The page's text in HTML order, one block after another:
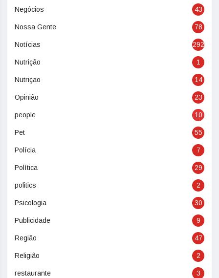
Negócios 43
Nossa Gente 78
Notícias 292
Nutrição 1
Nutriçao 14
Opinião 23
people 10
Pet 55
Polícia 7
Política 29
politics 2
Psicologia 30
Publicidade 9
Região 47
Religião 2
restaurante 3